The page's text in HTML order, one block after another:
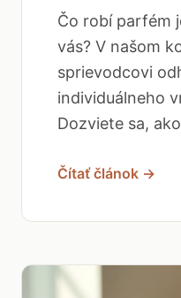
Čo robí parfém
vás? V našom
sprievodcovi
individuálneho
Dozviete sa,
Čítať článok →